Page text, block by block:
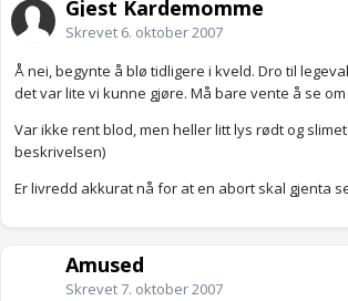
Gjest Kardemomme
Skrevet 6. oktober 2007
Å nei, begynte å blø tidligere i kveld. Dro til
det var lite vi kunne gjøre. Må bare vente å se
Var ikke rent blod, men heller litt lys rødt og
beskrivelsen)
Er livredd akkurat nå for at en abort skal gjenta
Amused
Skrevet7. oktober 2007